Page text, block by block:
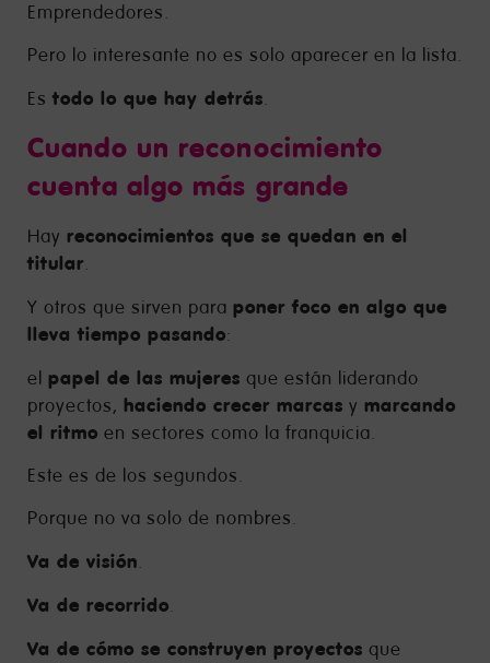
Emprendedores.
Pero lo interesante no es solo aparecer en la lista.
Estodo lo que hay detrás.
Cuando un reconocimiento
cuenta algo más grande
Hay reconocimientos que se quedan en el
titular.
Y otros que sirven para poner foco en algo que
lleva tiempo pasando:
el papel de las mujeres que están liderando
proyectos, haciendo crecer marcas y marcando
el ritmo en sectores como la franquicia.
Este es de los segundos.
Porque no va solo de nombres.
Va de visión.
Va de recorrido.
Va de cómo se construyen proyectos que